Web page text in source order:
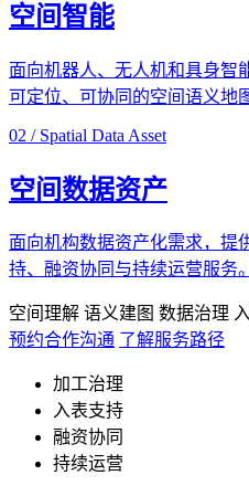
空间智能
面向机器人、无人机和具身智
可定位、可协同的空间语义地
02 / Spatial Data Asset
空间数据资产
面向机构数据资产化需求，提
持、融资协同与持续运营服务。
空间理解 语义建图 数据治理
预约合作沟通 了解服务路径
加工治理
入表支持
融资协同
持续运营